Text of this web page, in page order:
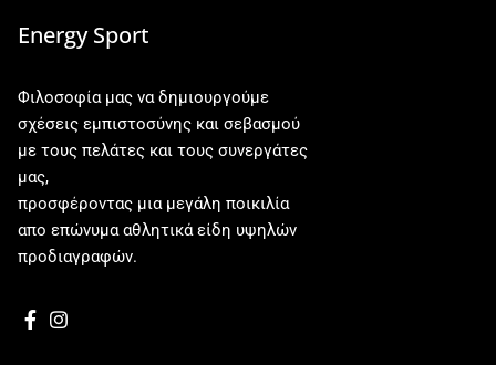
Energy Sport
Φιλοσοφία μας να δημιουργούμε
σχέσεις εμπιστοσύνης και σεβασμού
με τους πελάτες και τους συνεργάτες
μας,
προσφέροντας μια μεγάλη ποικιλία
απο επώνυμα αθλητικά είδη υψηλών
προδιαγραφών.